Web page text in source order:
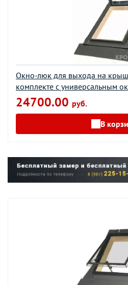
Окно-люк для выхода на
комплекте с универсальным
24700.00 руб.
В